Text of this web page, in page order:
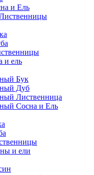
и Ель
и ель
Бук
Дуб
Лиственница
Сосна и Ель
и ели